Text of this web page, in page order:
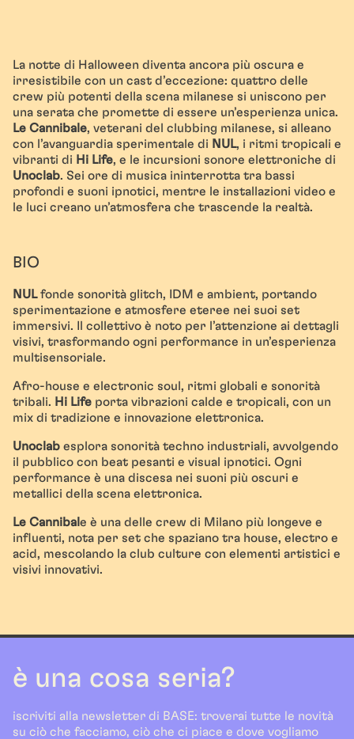
La notte di Halloween diventa ancora più oscura e
irresistibile con un cast d’eccezione: quattro delle
crew più potenti della scena milanese si uniscono per
una serata che promette di essere un’esperienza unica.
Le Cannibale, veterani del clubbing milanese, si alleano
con l’avanguardia sperimentale di NUL, i ritmi tropicali e
vibranti di Hi Life, e le incursioni sonore elettroniche di
Unoclab. Sei ore di musica ininterrotta tra bassi
profondi e suoni ipnotici, mentre le installazioni video e
le luci creano un’atmosfera che trascende la realtà.
BIO
NULfonde sonorità glitch, IDM e ambient, portando
sperimentazione e atmosfere eteree nei suoi set
immersivi. Il collettivo è noto per l’attenzione ai dettagli
visivi, trasformando ogni performance in un’esperienza
multisensoriale.
Afro-house e electronic soul, ritmi globali e sonorità
tribali. Hi Life porta vibrazioni calde e tropicali, con un
mix di tradizione e innovazione elettronica.
Unoclab esplora sonorità techno industriali, avvolgendo
il pubblico con beat pesanti e visual ipnotici. Ogni
performance è una discesa nei suoni più oscuri e
metallici della scena elettronica.
Le Cannibal e è una delle crew di Milano più longeve e
influenti, nota per set che spaziano tra house, electro e
acid, mescolando la club culture con elementi artistici e
visivi innovativi.
è una cosa seria?
iscriviti alla newsletter di BASE: troverai tutte le novità
su ciò che facciamo, ciò che ci piace e dove vogliamo